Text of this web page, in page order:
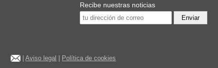
Recibe nuestras noticias
Enviar
|Aviso legal
Política de cookies